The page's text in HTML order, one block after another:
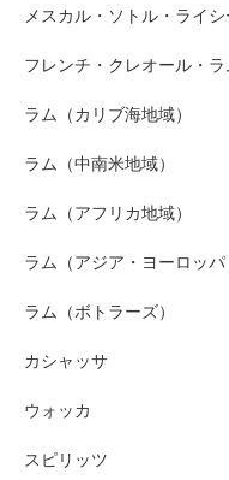
メスカル・ソトル・ライ
フレンチ・クレオール・ラ
ラム（カリブ海地域）
ラム（中南米地域）
ラム（アフリカ地域）
ラム（アジア・ヨーロッパ
ラム（ボトラーズ）
カシャッサ
ウォッカ
スピリッツ